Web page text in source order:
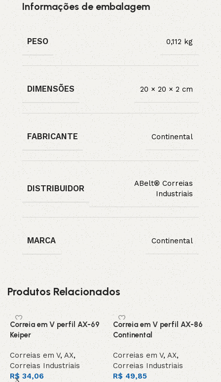
Informações de embalagem
PESO 0,112 kg
DIMENSÕES 20 × 20 × 2 cm
FABRICANTE Continental
DISTRIBUIDOR
ABelt® Correias
Industriais
MARCA Continental
Produtos Relacionados
Correia em V perfil AX-69
Keiper
Correias em V,AX,
Correias Industriais
R$34,06
Correia em V perfil AX-86
Continental
Correias em V,AX,
Correias Industriais
R$49,85